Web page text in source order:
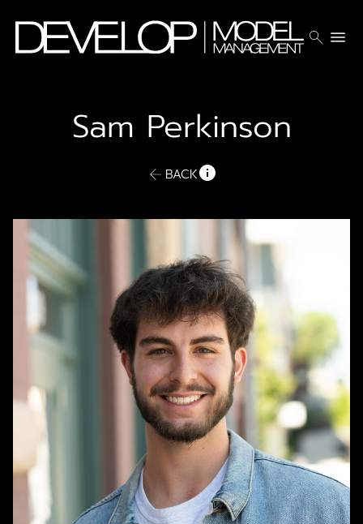
search menu
Sam Perkinson
BACK